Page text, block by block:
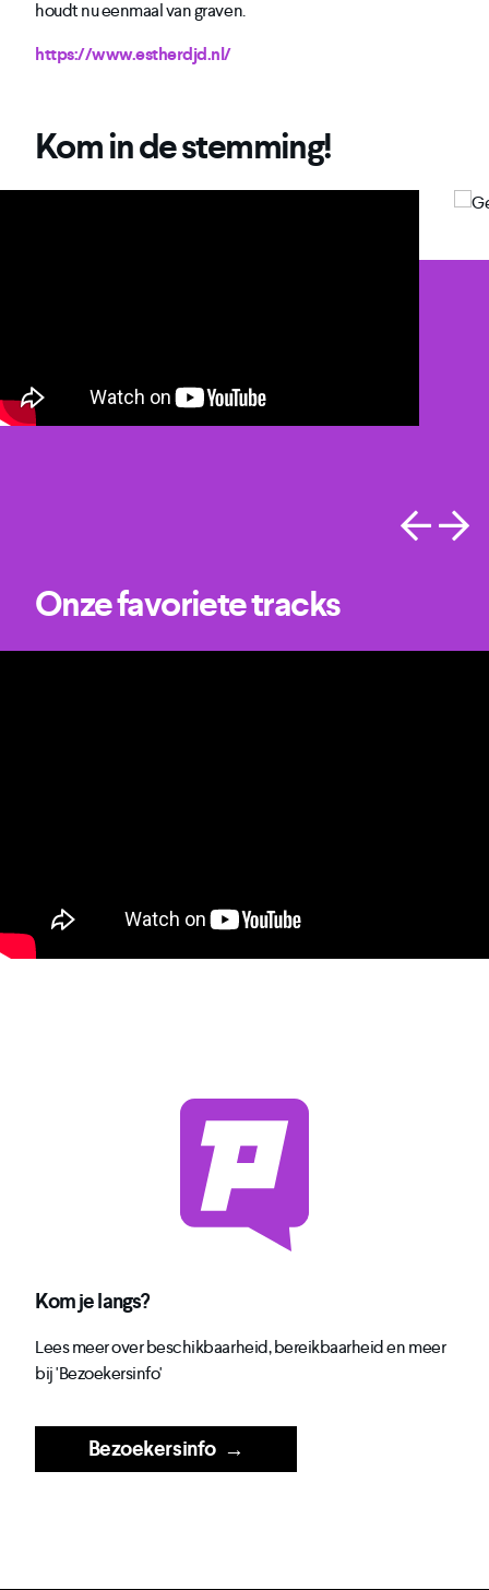
houdt nu eenmaal van graven.
https://www.estherdjd.nl/
Kom in de stemming!
Onze favoriete tracks
Kom je langs?
Lees meer over beschikbaarheid, bereikbaarheid en meer
bij 'Bezoekersinfo'
Bezoekersinfo→